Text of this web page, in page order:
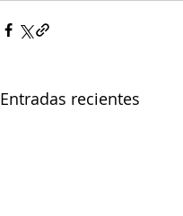
Entradas recientes